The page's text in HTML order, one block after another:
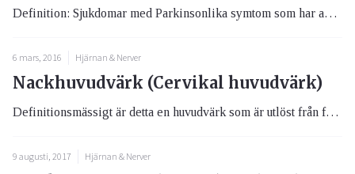
Definition: Sjukdomar med Parkinsonlika symtom som har annan orsak än bristande dopaminerg aktivitet i den del av hjärna...
6 mars, 2016 Hjärnan & Nerver
Nackhuvudvärk (Cervikal huvudvärk)
Definitionsmässigt är detta en huvudvärk som är utlöst från förändringar i nacken som till exempel förändringar i kotor...
9 augusti, 2017 Hjärnan & Nerver